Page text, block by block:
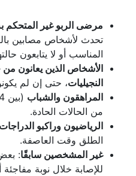
مرضى الربو غير المتحكم
تحدث لأشخاص مصابين
المناسب أو لا يتابعون
الأشخاص الذين يعانون
النجيليات، حتى إن لم
المراهقون والشباب
من الحالات الحادة.
الرياضيون وراكبو
الطلق وقت العاصفة.
غير المشخصين سابقًا:
للإصابة خلال نوبة مفاجئة